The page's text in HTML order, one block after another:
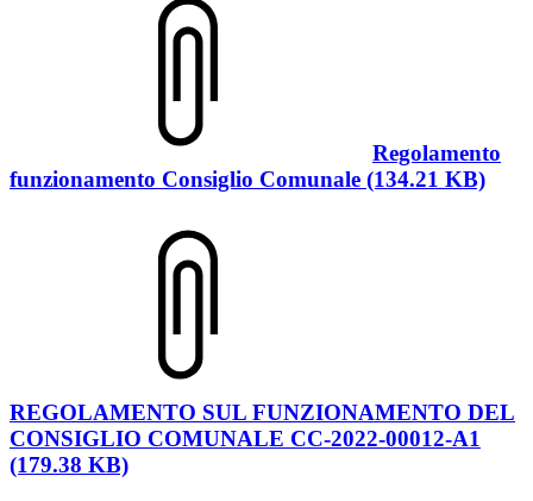
Regolamento
funzionamento Consiglio Comunale (134.21 KB)
REGOLAMENTO SUL FUNZIONAMENTO DEL
CONSIGLIO COMUNALE CC-2022-00012-A1
(179.38 KB)